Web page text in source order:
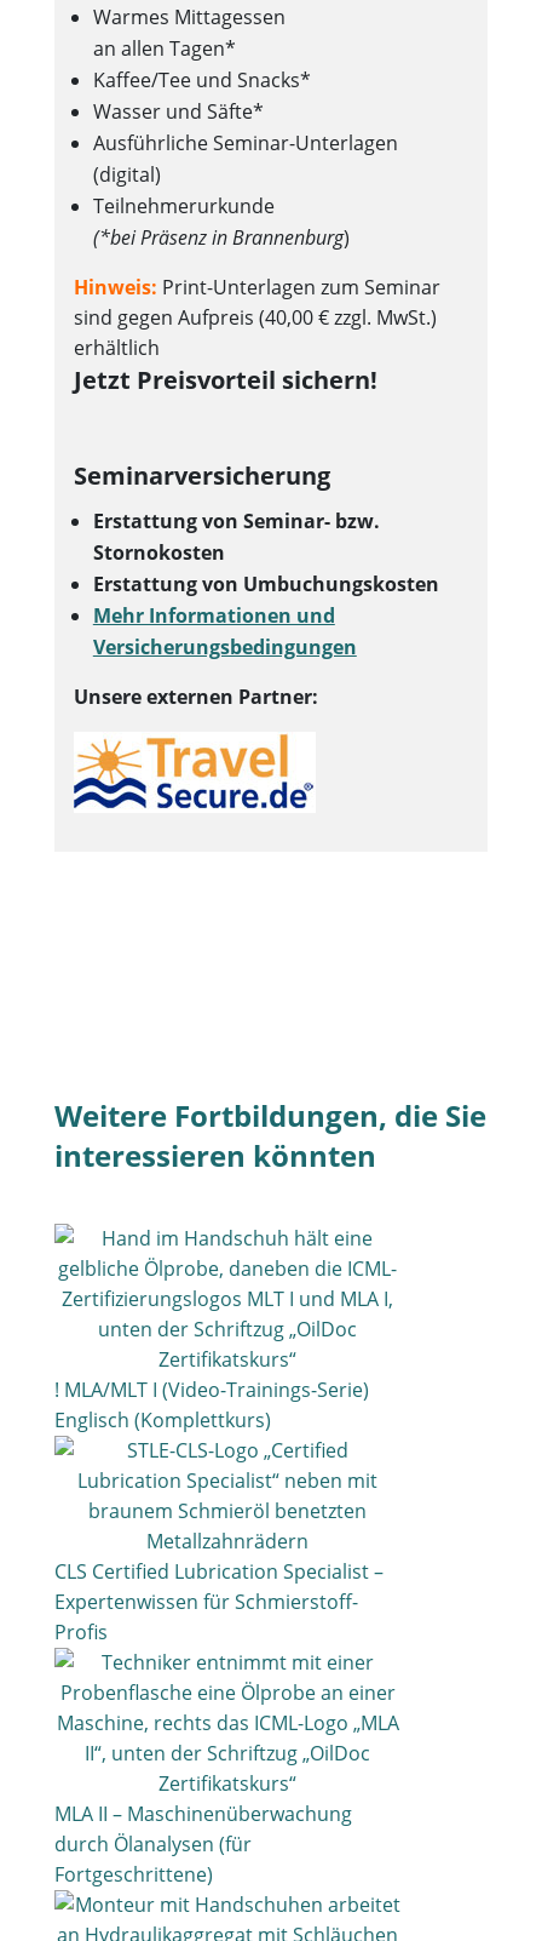
Warmes Mittagessen
an allen Tagen*
Kaffee/Tee und Snacks*
Wasser und Säfte*
Ausführliche Seminar-Unterlagen
(digital)
Teilnehmerurkunde
(*bei Präsenz in Brannenburg)
Hinweis: Print-Unterlagen zum Seminar
sind gegen Aufpreis (40,00 € zzgl. MwSt.)
erhältlich
Jetzt Preisvorteil sichern!
Seminarversicherung
Erstattung von Seminar- bzw.
Stornokosten
Erstattung von Umbuchungskosten
Mehr Informationen und
Versicherungsbedingungen
Unsere externen Partner:
Weitere Fortbildungen, die Sie
interessieren könnten
! MLA/MLT I (Video-Trainings-Serie)
Englisch (Komplettkurs)
CLS Certified Lubrication Specialist –
Expertenwissen für Schmierstoff-
Profis
MLA II – Maschinenüberwachung
durch Ölanalysen (für
Fortgeschrittene)